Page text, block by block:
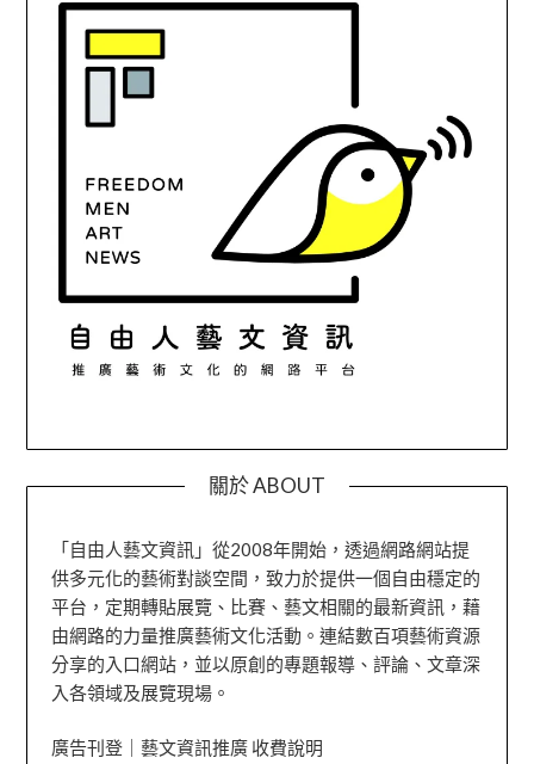
關於 ABOUT
「自由人藝文資訊」從2008年開始，透過網路網站提
供多元化的藝術對談空間，致力於提供一個自由穩定的
平台，定期轉貼展覽、比賽、藝文相關的最新資訊，藉
由網路的力量推廣藝術文化活動。連結數百項藝術資源
分享的入口網站，並以原創的專題報導、評論、文章深
入各領域及展覽現場。
廣告刊登｜藝文資訊推廣 收費說明